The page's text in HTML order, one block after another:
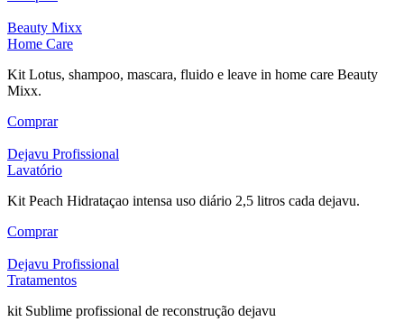
Beauty Mixx
Home Care
Kit Lotus, shampoo, mascara, fluido e leave in home care Beauty
Mixx.
Comprar
Dejavu Profissional
Lavatório
Kit Peach Hidrataçao intensa uso diário 2,5 litros cada dejavu.
Comprar
Dejavu Profissional
Tratamentos
kit Sublime profissional de reconstrução dejavu